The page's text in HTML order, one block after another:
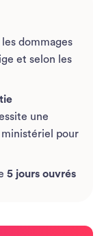
dommages
et selon les
une
pour
5 jours ouvrés